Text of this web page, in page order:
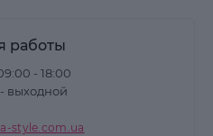
работы
- 18:00
выходной
style.com.ua